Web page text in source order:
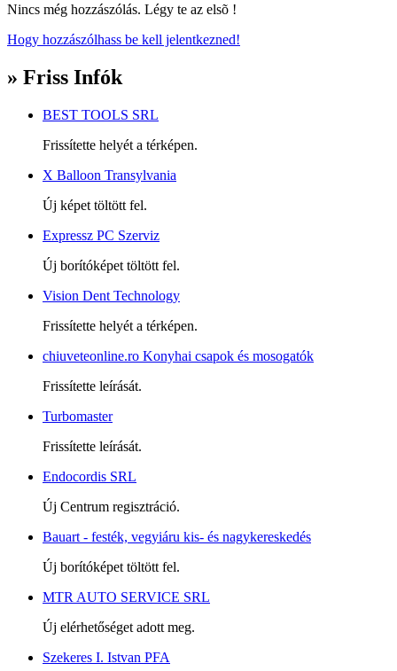
Nincs még hozzászólás. Légy te az elsõ !
Hogy hozzászólhass be kell jelentkezned!
» Friss Infók
BEST TOOLS SRL
Frissítette helyét a térképen.
X Balloon Transylvania
Új képet töltött fel.
Expressz PC Szerviz
Új borítóképet töltött fel.
Vision Dent Technology
Frissítette helyét a térképen.
chiuveteonline.ro Konyhai csapok és mosogatók
Frissítette leírását.
Turbomaster
Frissítette leírását.
Endocordis SRL
Új Centrum regisztráció.
Bauart - festék, vegyiáru kis- és nagykereskedés
Új borítóképet töltött fel.
MTR AUTO SERVICE SRL
Új elérhetőséget adott meg.
Szekeres I. Istvan PFA